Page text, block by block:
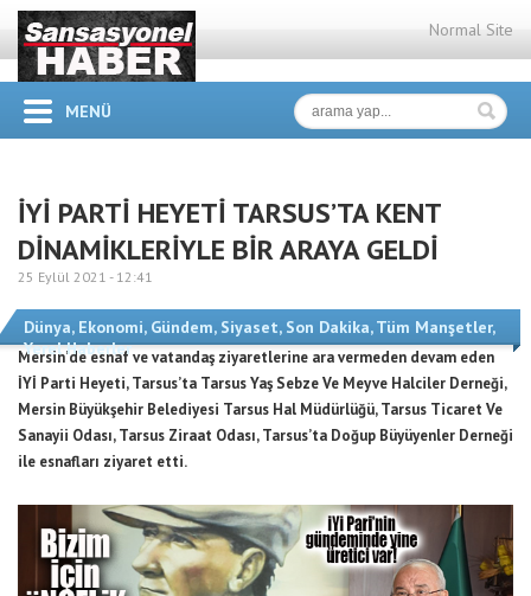
Normal Site
MENÜ
İYİ PARTİ HEYETİ TARSUS’TA KENT
DİNAMİKLERİYLE BİR ARAYA GELDİ
25 Eylül 2021 - 12:41
Dünya, Ekonomi, Gündem, Siyaset, Son Dakika,Tüm Manşetler,
Yerel Haberler
Mersin’de esnaf ve vatandaş ziyaretlerine ara vermeden devam eden
İYİ Parti Heyeti, Tarsus’ta Tarsus Yaş Sebze Ve Meyve Halciler Derneği,
Mersin Büyükşehir Belediyesi Tarsus Hal Müdürlüğü, Tarsus Ticaret Ve
Sanayii Odası, Tarsus Ziraat Odası, Tarsus’ta Doğup Büyüyenler Derneği
ile esnafları ziyaret etti.